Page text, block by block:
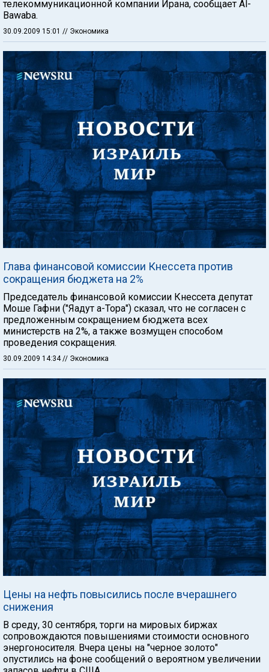
телекоммуникационной компании Ирана, сообщает Al-
Bawaba.
30.09.2009 15:01 // Экономика
Глава финансовой комиссии Кнессета против
сокращения бюджета на 2%
Председатель финансовой комиссии Кнессета депутат
Моше Гафни ("Яадут а-Тора") сказал, что не согласен с
предложенным сокращением бюджета всех
министерств на 2%, а также возмущен способом
проведения сокращения.
30.09.2009 14:34// Экономика
Цены на нефть повысились после вчерашнего
снижения
В среду, 30 сентября, торги на мировых биржах
сопровождаются повышениями стоимости основного
энергоносителя. Вчера цены на "черное золото"
опустились на фоне сообщений о вероятном увеличении